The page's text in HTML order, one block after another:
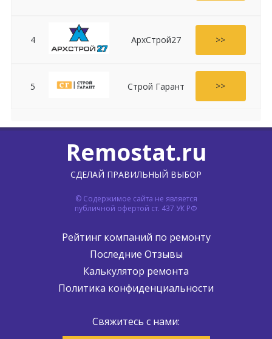
4 АрхСтрой27 >>
5 Строй Гарант >>
Remostat.ru
СДЕЛАЙ ПРАВИЛЬНЫЙ ВЫБОР
© Содержимое сайта не является
публичной офертой ст. 437 УК РФ
Рейтинг компаний по ремонту
Последние Отзывы
Калькулятор ремонта
Политика конфиденциальности
Свяжитесь с нами: